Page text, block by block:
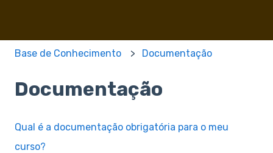
Base de Conhecimento Documentação
Documentação
Qual é a documentação obrigatória para o meu
curso?